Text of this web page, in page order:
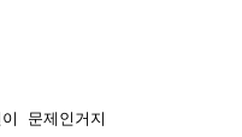
문제인거지